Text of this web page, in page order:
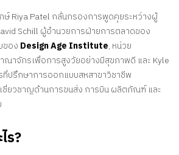
Riya Patel กลั่นกรองการพูดคุยระหว่างผู้
Schill ผู้อำนวยการฝ่ายการตลาดของ
ของ Design Age Institute, หน่วย
ณาจักรเพื่อการสูงวัยอย่างมีสุขภาพดี และ Kyle
ที่ปรึกษาการออกแบบสหสาขาวิชาชีพ
ชี่ยวชาญด้านการขนส่ง การบิน ผลิตภัณฑ์ และ
ร?